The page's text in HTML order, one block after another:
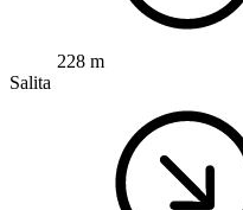
228 m
Salita